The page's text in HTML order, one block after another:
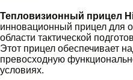
Тепловизионный прицел
инновационный прицел для
области тактической
Этот прицел обеспечивает
превосходную
условиях.